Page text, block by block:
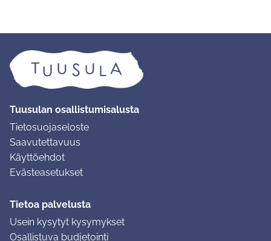
Tuusulan osallistumisalusta
Tietosuojaseloste
Saavutettavuus
Käyttöehdot
Evästeasetukset
Tietoa palvelusta
Usein kysytyt kysymykset
Osallistuva budjetointi